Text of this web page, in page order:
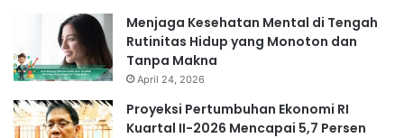
Menjaga Kesehatan Mental di Tengah
Rutinitas Hidup yang Monoton dan
Tanpa Makna
April 24, 2026
Proyeksi Pertumbuhan Ekonomi RI
Kuartal II-2026 Mencapai 5,7 Persen